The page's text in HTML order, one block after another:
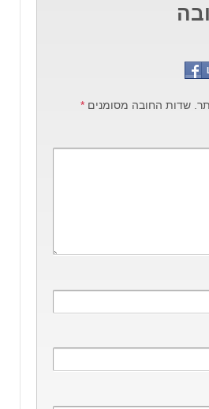
שדות החובה מסומנים *